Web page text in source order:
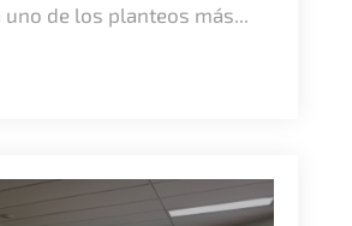
de los planteos más...